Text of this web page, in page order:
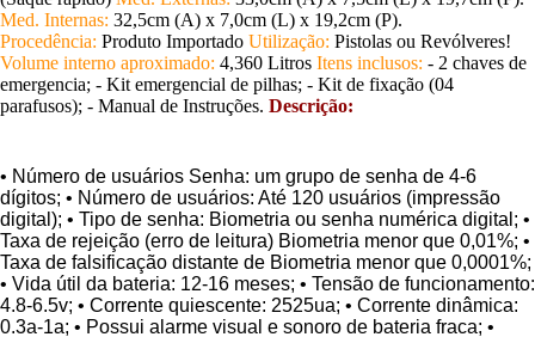
Med. Internas: 32,5cm (A) x 7,0cm (L) x 19,2cm (P).
Procedência: Produto Importado Utilização: Pistolas ou Revólveres!
Volume interno aproximado: 4,360 Litros Itens inclusos: - 2 chaves de
emergencia; - Kit emergencial de pilhas; - Kit de fixação (04
parafusos); - Manual de Instruções. Descrição:
• Número de usuários Senha: um grupo de senha de 4-6
dígitos; • Número de usuários: Até 120 usuários (impressão
digital); • Tipo de senha: Biometria ou senha numérica digital; •
Taxa de rejeição (erro de leitura) Biometria menor que 0,01%; •
Taxa de falsificação distante de Biometria menor que 0,0001%;
• Vida útil da bateria: 12-16 meses; • Tensão de funcionamento:
4.8-6.5v; • Corrente quiescente: 2525ua; • Corrente dinâmica:
0.3a-1a; • Possui alarme visual e sonoro de bateria fraca; •